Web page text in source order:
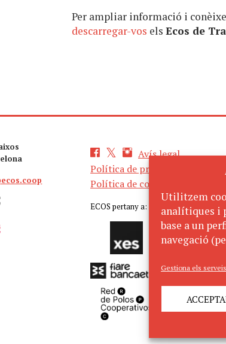
Utilitzem
analítiques i
base a un
navegació
Gestiona els serveis
Per ampliar informació i
descarregar-vos elsEcos de
Avís legal
Política de privacitat
Política de cookies
ECOS pertany a: